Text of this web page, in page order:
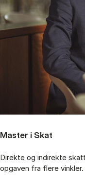
Master i Skat
Direkte og indirekte
opgaven fra flere vinkler.